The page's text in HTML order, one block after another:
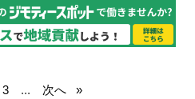
3 ... 次へ